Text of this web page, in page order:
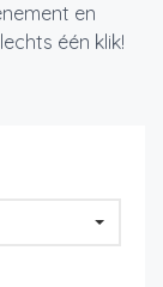
en
één klik!